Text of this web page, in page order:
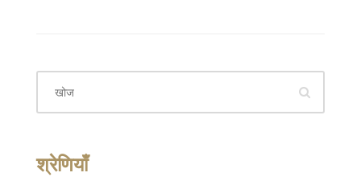
श्रेणियाँ